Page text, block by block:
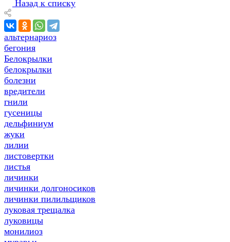
Назад к списку
альтернариоз
бегония
Белокрылки
белокрылки
болезни
вредители
гнили
гусеницы
дельфиниум
жуки
лилии
листовертки
листья
личинки
личинки долгоносиков
личинки пилильщиков
луковая трещалка
луковицы
монилиоз